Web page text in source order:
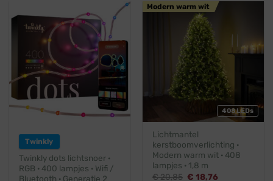
Twinkly
Twinkly dots lichtsnoer ·
RGB · 400 lampjes · Wifi /
Bluetooth · Generatie 2
408 LEDs
Modern warm wit
Lichtmantel
kerstboomverlichting ·
Modern warm wit · 408
lampjes · 1,8 m
€20,85 Oorspronkelijke
€ 18,76Huidige